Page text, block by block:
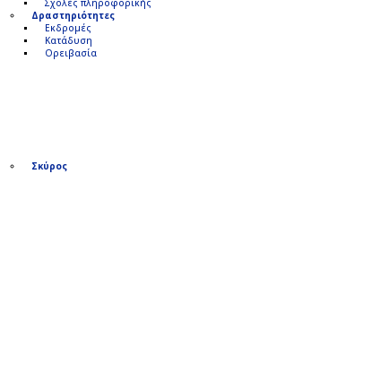
Δραστηριότητες
Εκδρομές
Κατάδυση
Ορειβασία
Σκύρος